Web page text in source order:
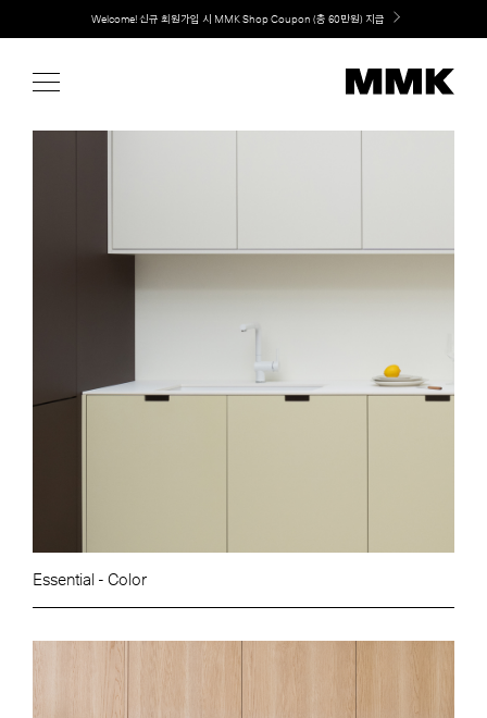
content
Welcome! 신규 회원가입 시 MMK Shop Coupon (총 60만원) 지급
취향대로 완성하는 커스텀 아일랜드 키친, MMK The Island 출시
Essential - Color